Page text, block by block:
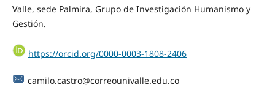
Valle, sede Palmira, Grupo de Investigación Humanismo y
Gestión.
https://orcid.org/0000-0003-1808-2406
camilo.castro@correounivalle.edu.co